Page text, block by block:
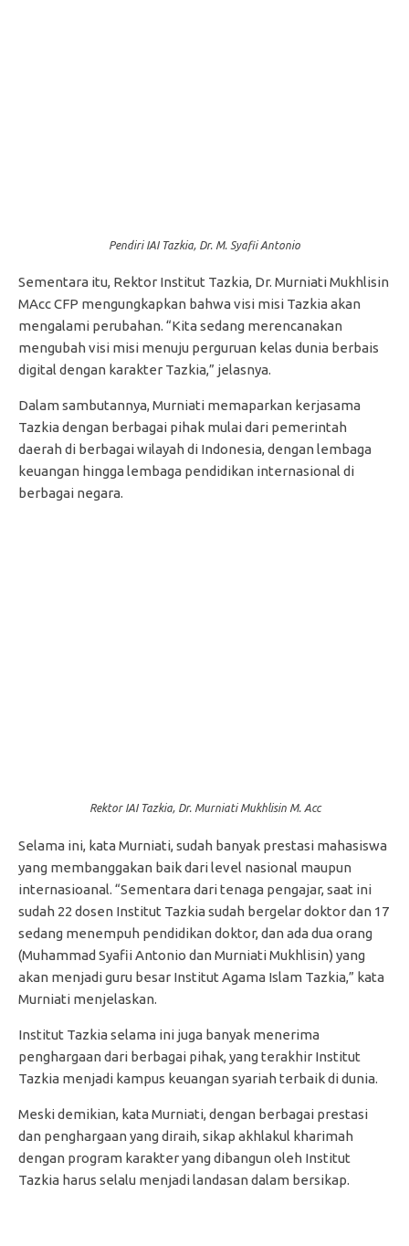
Pendiri IAI Tazkia, Dr. M. Syafii Antonio
Sementara itu, Rektor Institut Tazkia, Dr. Murniati Mukhlisin
MAcc CFP mengungkapkan bahwa visi misi Tazkia akan
mengalami perubahan. “Kita sedang merencanakan
mengubah visi misi menuju perguruan kelas dunia berbais
digital dengan karakter Tazkia,” jelasnya.
Dalam sambutannya, Murniati memaparkan kerjasama
Tazkia dengan berbagai pihak mulai dari pemerintah
daerah di berbagai wilayah di Indonesia, dengan lembaga
keuangan hingga lembaga pendidikan internasional di
berbagai negara.
Rektor IAI Tazkia, Dr. Murniati Mukhlisin M. Acc
Selama ini, kata Murniati, sudah banyak prestasi mahasiswa
yang membanggakan baik dari level nasional maupun
internasioanal. “Sementara dari tenaga pengajar, saat ini
sudah 22 dosen Institut Tazkia sudah bergelar doktor dan 17
sedang menempuh pendidikan doktor, dan ada dua orang
(Muhammad Syafii Antonio dan Murniati Mukhlisin) yang
akan menjadi guru besar Institut Agama Islam Tazkia,” kata
Murniati menjelaskan.
Institut Tazkia selama ini juga banyak menerima
penghargaan dari berbagai pihak, yang terakhir Institut
Tazkia menjadi kampus keuangan syariah terbaik di dunia.
Meski demikian, kata Murniati, dengan berbagai prestasi
dan penghargaan yang diraih, sikap akhlakul kharimah
dengan program karakter yang dibangun oleh Institut
Tazkia harus selalu menjadi landasan dalam bersikap.